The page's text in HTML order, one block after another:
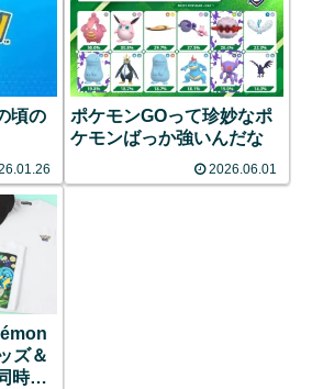
頃の
ポケモンGOって珍妙なポ
ケモンばっか強いんだな
2026.06.01
ズ＆
時開